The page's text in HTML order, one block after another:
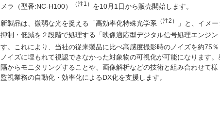
メラ（型番:NC-H100）
（注1） を10月1日から販売開始します。
新製品は、微弱な光を捉える「高効率化特殊光学系 （注2）
」と、イメ
抑制・低減を２段階で処理する「映像適応型デジタル信号処理エンジン
す。これにより、当社の従来製品に比べ高感度撮影時のノイズを約75％
ノイズに埋もれて視認できなかった対象物の可視化が可能になります
隔からモニタリングすることや、画像解析などの技術と組み合わせて
監視業務の自動化・効率化によるDX化を支援します。